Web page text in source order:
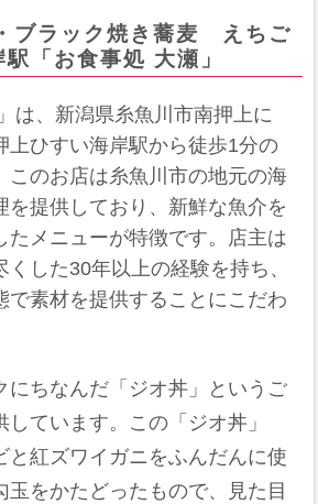
ブラック焼き蕎麦 えちご
「お食事処 大瀬」
は、新潟県糸魚川市南押上に
上ひすい海岸駅から徒歩1分の
このお店は糸魚川市の地元の海
を提供しており、新鮮な魚介を
たメニューが特徴です。店主は
した30年以上の経験を持ち、
で素材を提供することにこだわ
にちなんだ「ジオ丼」というご
ています。この「ジオ丼」
と紅ズワイガニをふんだんに使
玉をかたどったもので、見た目